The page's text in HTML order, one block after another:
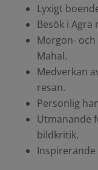
Lyxigt
Besök i Agra
Morgon- och
Mahal.
Medverkan
resan.
Personlig
Utmanande
bildkritik.